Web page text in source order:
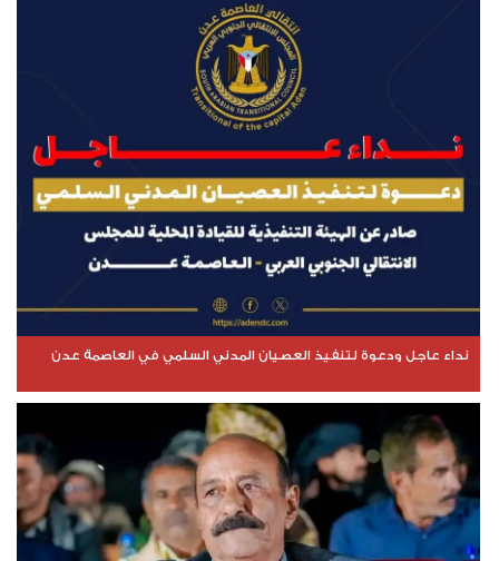
نداء عاجل ودعوة لتنفيذ العصيان المدني السلمي في العاصمة عدن